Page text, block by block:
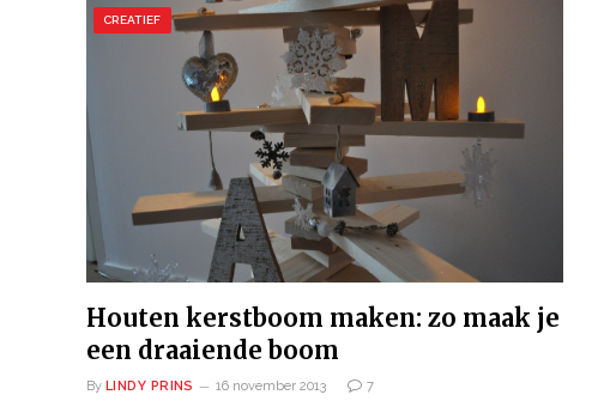
CREATIEF
Houten kerstboom maken: zo maak je
een draaiende boom
By LINDY PRINS 16 november 2013 7